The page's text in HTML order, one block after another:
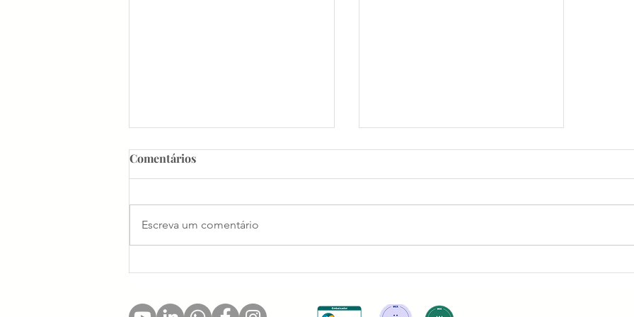
com o Comércio Unificado
Comentários
Escreva um comentário